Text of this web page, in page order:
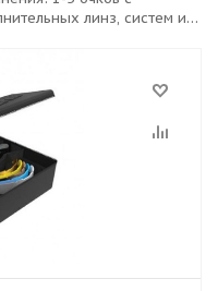
линз, систем и